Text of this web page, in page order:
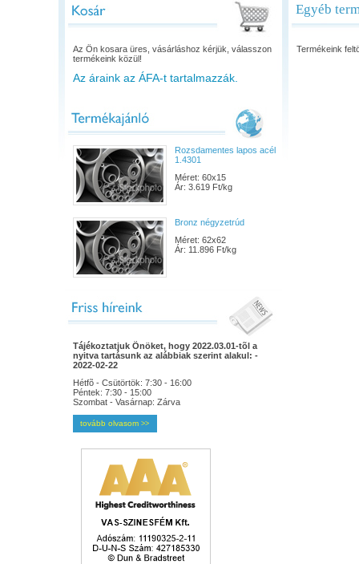
Az Ön kosara üres, vásárláshoz kérjük, válasszon
termékeink közül!
Az áraink az ÁFA-t tartalmazzák.
Rozsdamentes lapos acél
1.4301
Méret: 60x15
Ár: 3.619 Ft/kg
Bronz négyzetrúd
Méret: 62x62
Ár: 11.896 Ft/kg
Tájékoztatjuk Önöket, hogy 2022.03.01-tõl a
nyitva tartásunk az alábbiak szerint alakul: -
2022-02-22
Hétfõ - Csütörtök: 7:30 - 16:00
Péntek: 7:30 - 15:00
Szombat - Vasárnap: Zárva
tovább olvasom >>
Egyéb
Termékeink